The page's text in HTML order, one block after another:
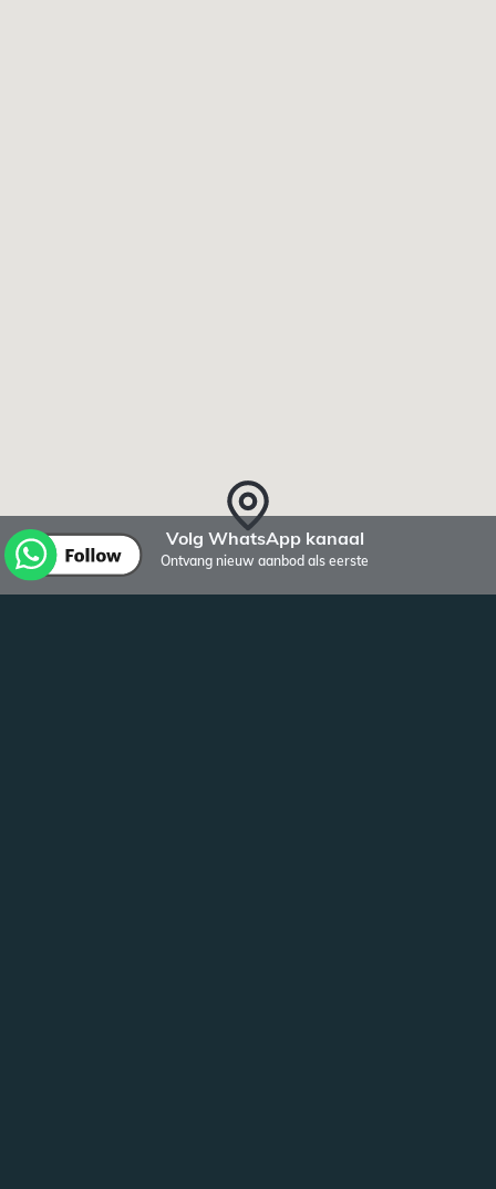
Volg WhatsApp kanaal
Ontvang nieuw aanbod als eerste